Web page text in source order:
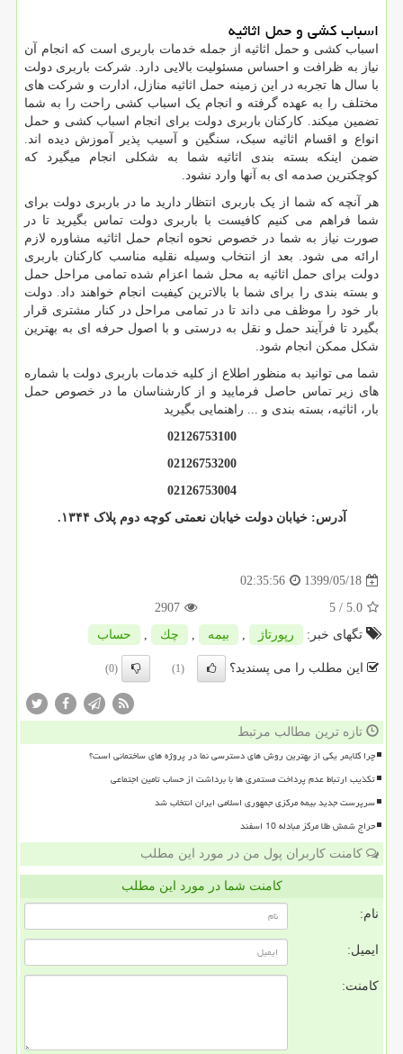
اسباب کشی و حمل اثاثیه
اسباب کشی و حمل اثاثیه از جمله خدمات باربری است که انجام آن
نیاز به ظرافت و احساس مسئولیت بالایی دارد. شرکت باربری دولت
با سال ها تجربه در این زمینه حمل اثاثیه منازل، ادارت و شرکت های
مختلف را به عهده گرفته و انجام یک اسباب کشی راحت را به شما
تضمین میکند. کارکنان باربری دولت برای انجام اسباب کشی و حمل
انواع و اقسام اثاثیه سبک، سنگین و آسیب پذیر آموزش دیده اند.
ضمن اینکه بسته بندی اثاثیه شما به شکلی انجام میگیرد که
کوچکترین صدمه ای به آنها وارد نشود.
هر آنچه که شما از یک باربری انتظار دارید ما در باربری دولت برای
شما فراهم می کنیم کافیست با باربری دولت تماس بگیرید تا در
صورت نیاز به شما در خصوص نحوه انجام حمل اثاثیه مشاوره لازم
ارائه می شود. بعد از انتخاب وسیله نقلیه مناسب کارکنان باربری
دولت برای حمل اثاثیه به محل شما اعزام شده تمامی مراحل حمل
و بسته بندی را برای شما با بالاترین کیفیت انجام خواهند داد. دولت
بار خود را موظف می داند تا در تمامی مراحل در کنار مشتری قرار
بگیرد تا فرآیند حمل و نقل به درستی و با اصول حرفه ای به بهترین
شکل ممکن انجام شود.
شما می توانید به منظور اطلاع از کلیه خدمات باربری دولت با شماره
های زیر تماس حاصل فرمایید و از کارشناسان ما در خصوص حمل
بار، اثاثیه، بسته بندی و ... راهنمایی بگیرید
02126753100
02126753200
02126753004
آدرس: خیابان دولت خیابان نعمتی کوچه دوم پلاک ۱۳۴۴.
1399/05/18
02:35:56
5.0
/ 5
2907
تگهای خبر:
رپورتاژ , بیمه , چك , حساب
این مطلب را می پسندید؟ (1)
(0)
تازه ترین مطالب مرتبط
چرا کلایمر یکی از بهترین روش های دسترسی نما در پروژه های ساختمانی است؟
تکذیب ارتباط عدم پرداخت مستمری ها با برداشت از حساب تامین اجتماعی
سرپرست جدید بیمه مرکزی جمهوری اسلامی ایران انتخاب شد
حراج شمش طلا مرکز مبادله 10 اسفند
کامنت کاربران پول من در مورد این مطلب
کامنت شما در مورد این مطلب
نام:
ایمیل:
کامنت: